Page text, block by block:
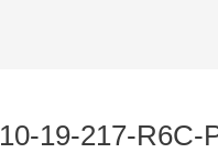
19-217-R6C-